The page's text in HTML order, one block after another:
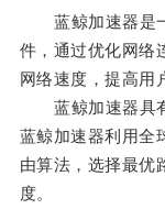
蓝鲸加速器是一
件，通过优化网络
网络速度，提高用
蓝鲸加速器具有
蓝鲸加速器利用全
由算法，选择最优
度。